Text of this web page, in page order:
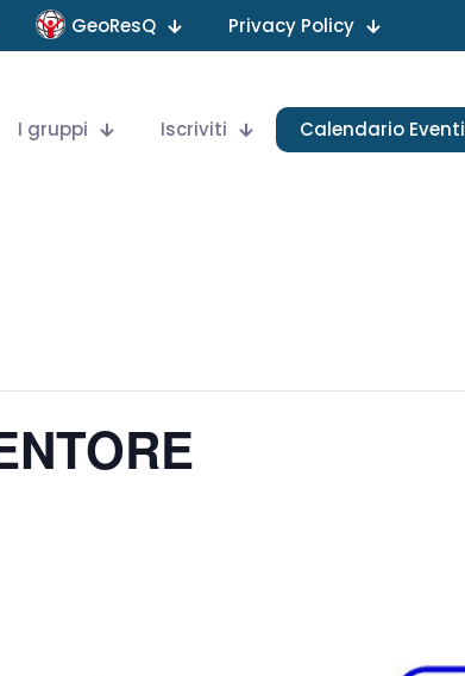
GeoResQ Privacy Policy
I gruppi Iscriviti Calendario Eventi